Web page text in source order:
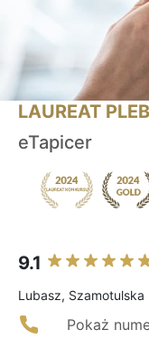
LAUREAT
eTapicer
9.1
Lubasz, Szamotulska
Pokaż